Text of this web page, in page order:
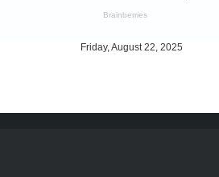
Friday, August 22, 2025